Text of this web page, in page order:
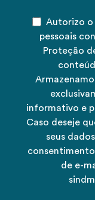
Autorizo o
pessoais
Proteção
informativo e
Caso deseje
seus
de e-